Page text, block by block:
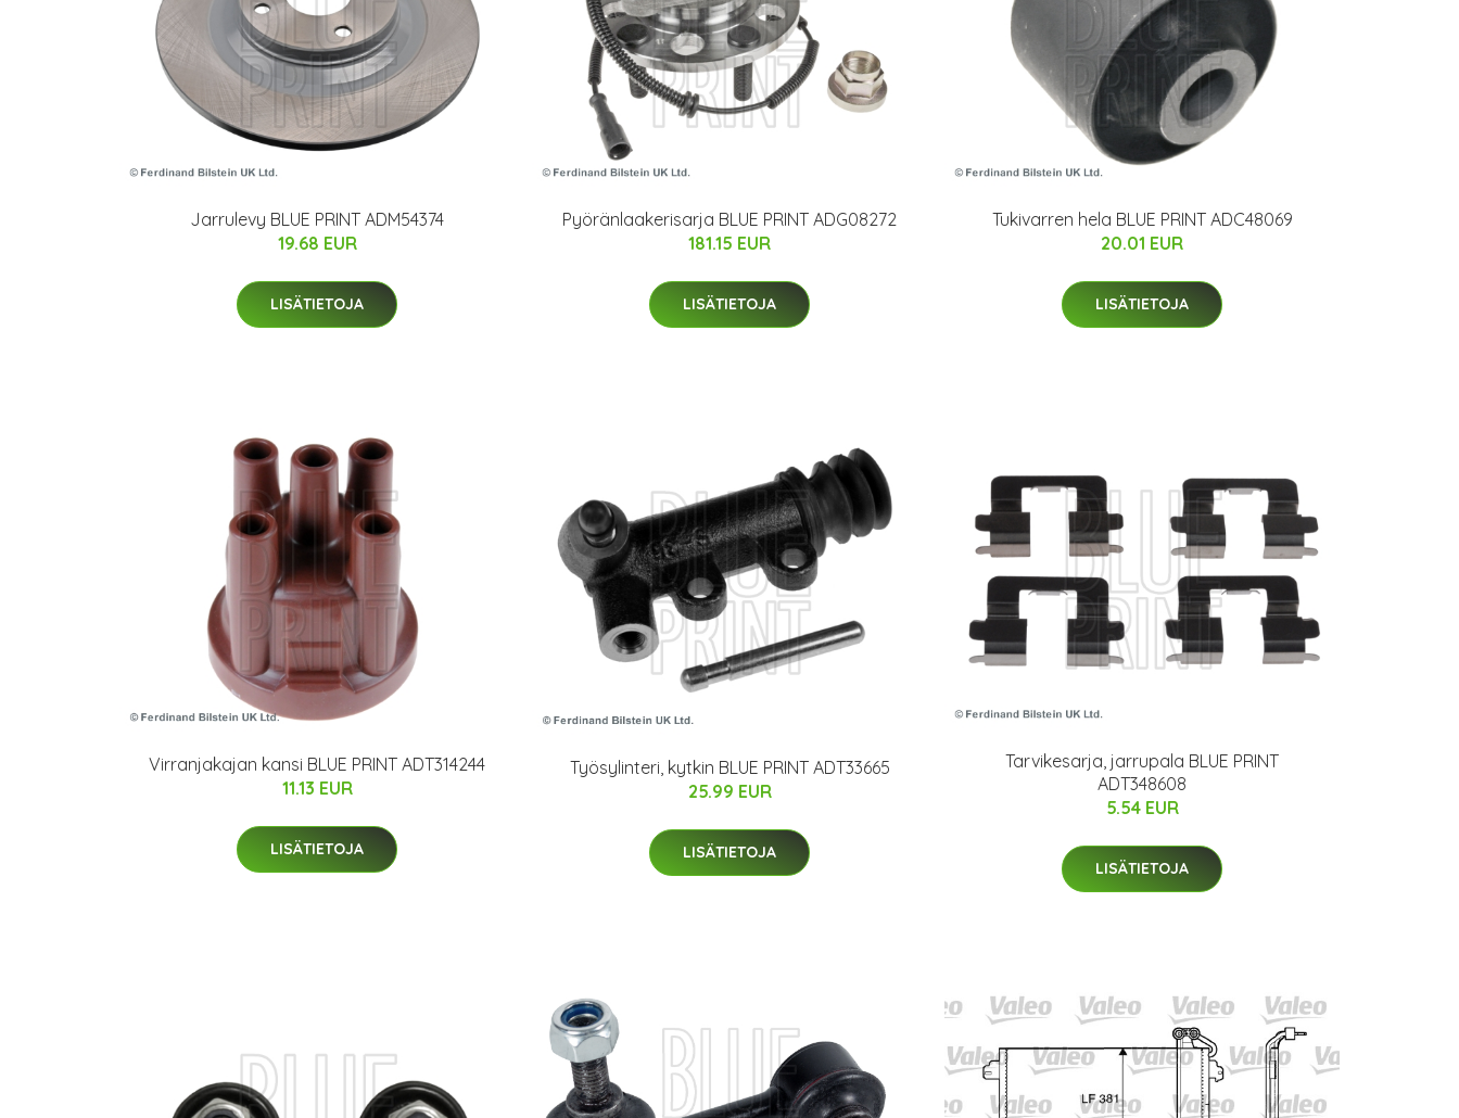
Jarrulevy BLUE PRINT ADM54374
19.68 EUR
LISÄTIETOJA
Pyöränlaakerisarja BLUE PRINT ADG08272
181.15 EUR
LISÄTIETOJA
Tukivarren hela BLUE PRINT ADC48069
20.01 EUR
LISÄTIETOJA
Virranjakajan kansi BLUE PRINT ADT314244
11.13 EUR
LISÄTIETOJA
Työsylinteri, kytkin BLUE PRINT ADT33665
25.99 EUR
LISÄTIETOJA
Tarvikesarja, jarrupala BLUE PRINT
ADT348608
5.54 EUR
LISÄTIETOJA